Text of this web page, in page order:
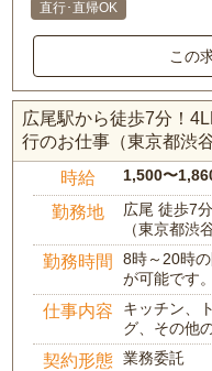
直行･直帰OK
この
広尾駅から徒歩7分！
行のお仕事（東京都渋谷
時給 1,500〜
勤務地
広尾 徒歩7分
（東京都渋
勤務時間
8時～20時
が可能です
仕事内容
キッチン、
グ、その他
契約形態 業務委託